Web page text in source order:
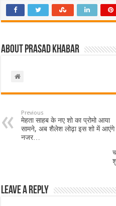
About Prasad Khabar
Previous
मेहता साहब के नए शो का प्रोमो आया
सामने, अब शैलेश लोढ़ा इस शो में आएंगे
नजर…
Leave a Reply